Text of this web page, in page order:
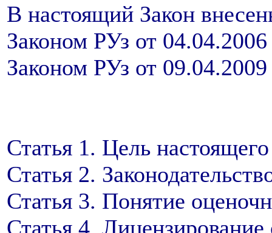
В настоящий Закон
Законом РУз от
Законом РУз от
Статья 1. Цель
Статья 2.
Статья 3. Понятие
Статья 4.